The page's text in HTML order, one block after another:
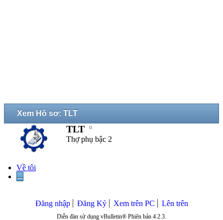
Xem Hồ sơ: TLT
TLT
Thợ phụ bậc 2
Về tôi
...
Đăng nhập Đăng Ký Xem trên PC Lên trên
Diễn đàn sử dụng vBulletin® Phiên bản 4.2.3.